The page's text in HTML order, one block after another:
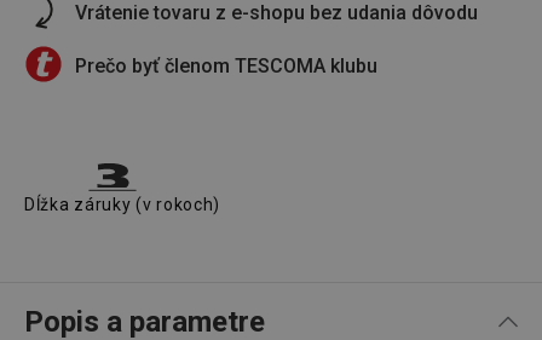
Vrátenie tovaru z e-shopu bez udania dôvodu
Prečo byť členom TESCOMA klubu
Dĺžka záruky (v rokoch)
Popis a parametre